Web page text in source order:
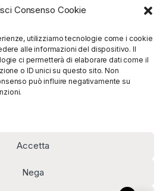
Consenso Cookie
utilizziamo tecnologie come i cookie
alle informazioni del dispositivo. Il
ci permetterà di elaborare dati come il
o ID unici su questo sito. Non
può influire negativamente su
Accetta
Nega
(0039) 091